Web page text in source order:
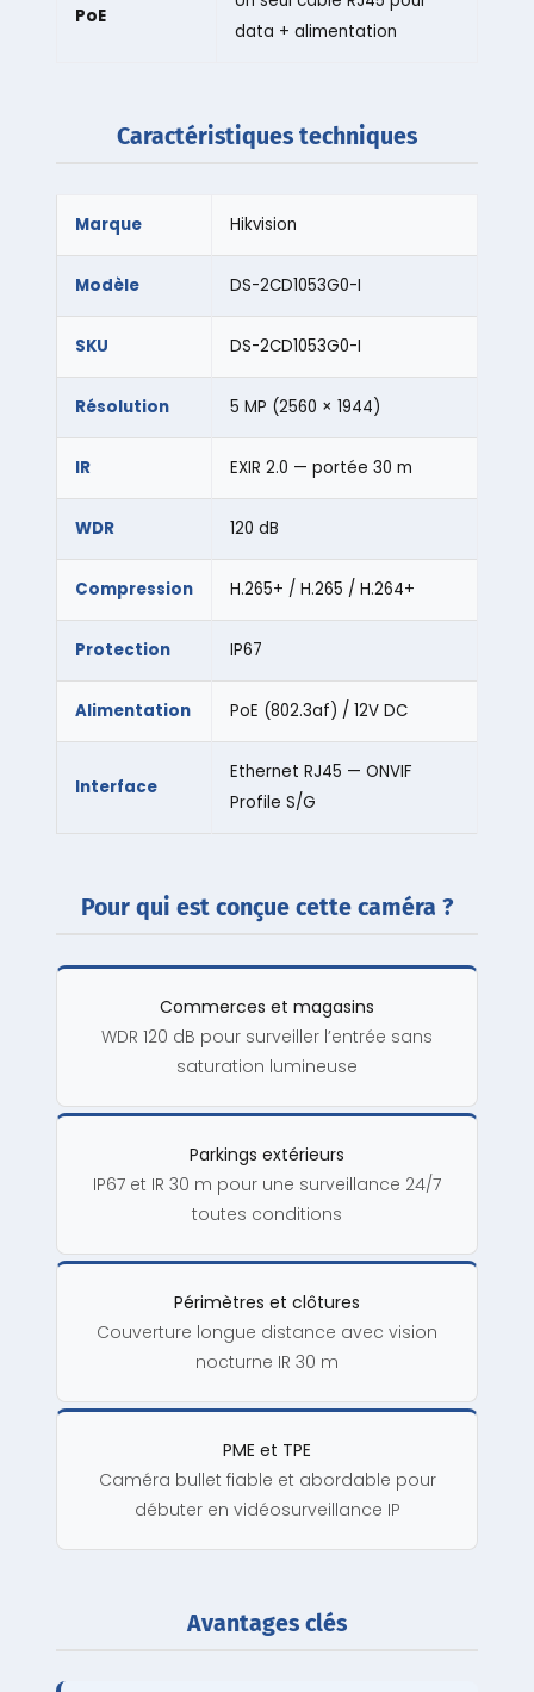
PoE
data + alimentation
Caractéristiques techniques
Marque Hikvision
Modèle DS-2CD1053G0-I
SKU DS-2CD1053G0-I
Résolution 5 MP (2560 × 1944)
IR EXIR 2.0 — portée 30 m
WDR 120 dB
Compression H.265+ / H.265 / H.264+
Protection IP67
Alimentation PoE (802.3af) / 12V DC
Interface
Ethernet RJ45 — ONVIF
Profile S/G
Pour qui est conçue cette caméra ?
Commerces et magasins
WDR 120 dB pour surveiller l’entrée sans
saturation lumineuse
Parkings extérieurs
IP67 et IR 30 m pour une surveillance 24/7
toutes conditions
Périmètres et clôtures
Couverture longue distance avec vision
nocturne IR 30 m
PME et TPE
Caméra bullet fiable et abordable pour
débuter en vidéosurveillance IP
Avantages clés